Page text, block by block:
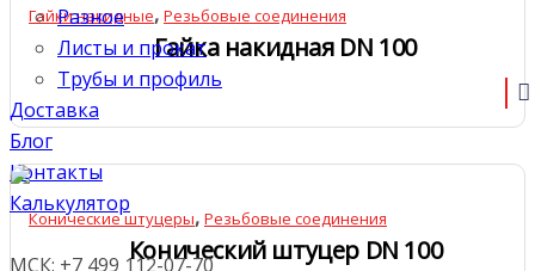
Разное
Листы и прокат
Трубы и профиль
Доставка
Блог
Контакты
Калькулятор
МСК: +7 499 112-07-70
Гайки накидные, Резьбовые соединения
Гайка накидная DN 100
Конические штуцеры, Резьбовые соединения
Конический штуцер DN 100